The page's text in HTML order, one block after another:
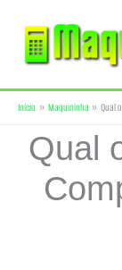
para
conteúdo
Início Maquininha Qual
Qual